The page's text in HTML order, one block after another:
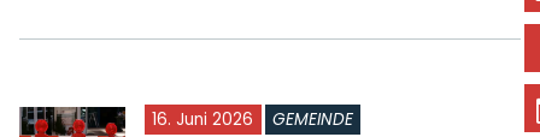
16. Juni 2026 GEMEINDE